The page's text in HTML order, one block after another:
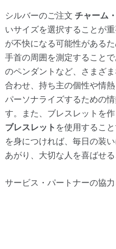
シルバーのご注文 チャーム
いサイズを選択することが
が不快になる可能性がある
手首の周囲を測定すること
のペンダントなど、さまざ
合わせ、持ち主の個性や情
パーソナライズするための
す。また、ブレスレットを
ブレスレット を使用するこ
を身につければ、毎日の装
あがり、大切な人を喜ばせる
サービス・パートナーの協